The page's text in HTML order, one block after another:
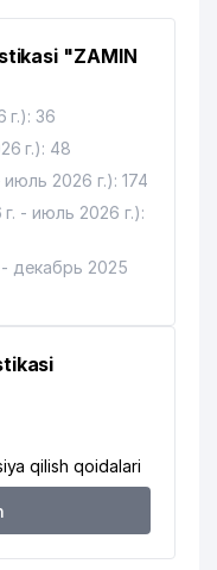
"ZAMIN
г.): 36
г.): 48
2026 г.): 174
- июль 2026 г.):
- декабрь 2025
qilish qoidalari